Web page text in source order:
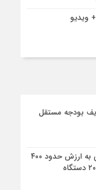
ویدیو
بودجه مستقل
امضای قرارداد سرمایه‌گذاری به ارزش حدود ۴۰۰
میلیون یورو برای تأمین ۲۰۰ دستگاه